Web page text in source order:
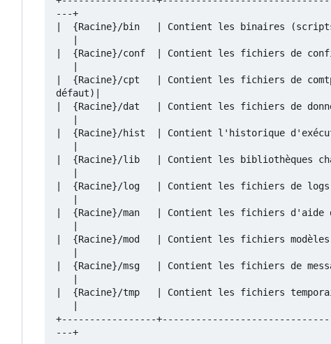
---+
|  {Racine}/bin   |
|  {Racine}/conf  | Contient les
|  {Racine}/cpt   | Contient les fichiers de
défaut)|
|  {Racine}/dat   | Contient les
|  {Racine}/hist  | Contient
|  {Racine}/lib   | Contient
|  {Racine}/log   | Contient les fichiers de
|  {Racine}/man   | Contient les
|  {Racine}/mod   | Contient les
|  {Racine}/msg   | Contient les fichiers de
|  {Racine}/tmp   |
+-----------------